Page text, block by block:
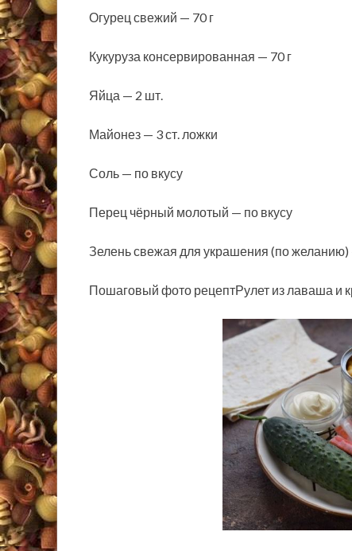
Огурец свежий — 70 г
Кукуруза консервированная — 70 г
Яйца — 2 шт.
Майонез — 3 ст. ложки
Соль — по вкусу
Перец чёрный молотый — по вкусу
Зелень свежая для украшения (по желанию)
Пошаговый фото рецептРулет из лаваша и